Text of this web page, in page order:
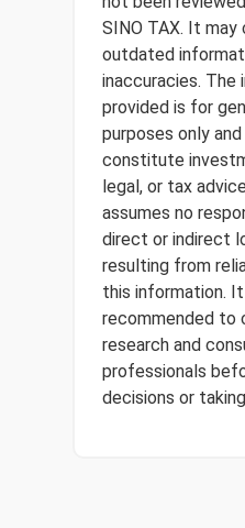
SINO TAX. It may
outdated
inaccuracies. The
provided is for
purposes only
constitute
legal, or tax
assumes no
direct or indirect
resulting from
this information.
recommended to
research and
professionals
decisions or